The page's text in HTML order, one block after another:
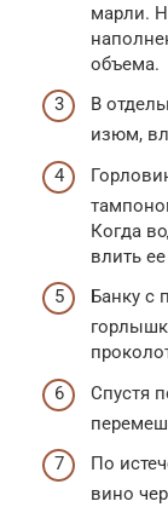
марли.
объема.
В
изюм,
Когда
влить
Банку с
Спустя
По
вино